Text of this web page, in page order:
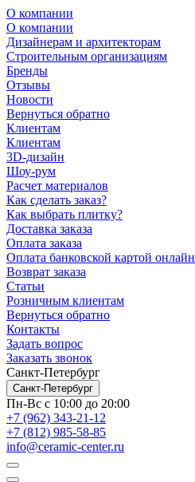
О компании
О компании
Дизайнерам и архитекторам
Строительным организациям
Бренды
Отзывы
Новости
Вернуться обратно
Клиентам
Клиентам
3D-дизайн
Шоу-рум
Расчет материалов
Как сделать заказ?
Как выбрать плитку?
Доставка заказа
Оплата заказа
Оплата банковской картой онлайн
Возврат заказа
Статьи
Розничным клиентам
Вернуться обратно
Контакты
Задать вопрос
Заказать звонок
Санкт-Петербург
Санкт-Петербург
Пн-Вс с 10:00 до 20:00
+7 (962) 343-21-12
+7 (812) 985-58-85
info@ceramic-center.ru